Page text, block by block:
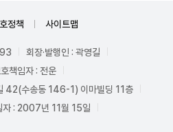
정책 사이트맵
회장·발행인 : 곽영길
책임자 : 전운
42(수송동 146-1) 이마빌딩 11층
자 : 2007년 11월 15일